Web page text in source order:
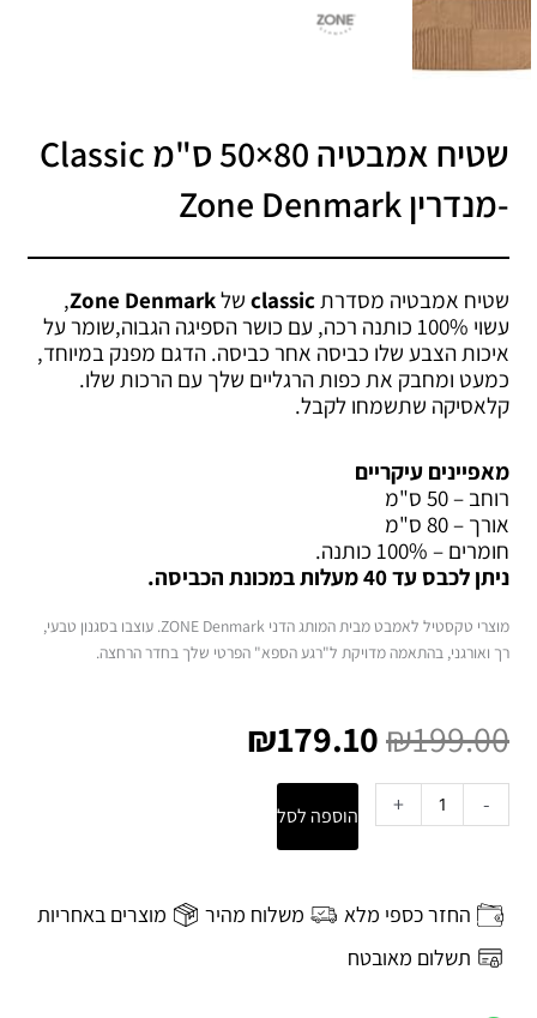
שטיח אמבטיה 80×50 ס"מ Classic
-מנדרין Zone Denmark
שטיח אמבטיה מסדרת classic שלZone Denmark
,
עשוי 100% כותנה רכה, עם כושר הספיגה הגבוה,שומר על
איכות הצבע שלו כביסה אחר כביסה. הדגם מפנק במיוחד,
כמעט ומחבק את כפות הרגליים שלך עם הרכות שלו.
קלאסיקה שתשמחו לקבל.
מאפיינים עיקריים
רוחב – 50 ס"מ
אורך – 80 ס"מ
חומרים – 100% כותנה.
ניתן לכבס עד 40 מעלות במכונת הכביסה.
מוצרי טקסטיל לאמבט מבית המותג הדני ZONEDenmark. עוצבו בסגנון טבעי,
רך ואורגני, בהתאמה מדויקת ל"רגע הספא" הפרטי שלך בחדר הרחצה.
₪199.00 המקורי
היה:
₪199.00.
₪179.10
-
של
80x50
ס"מ
Classic
+ הוספה לסל
החזר כספי מלא משלוח מהיר
מוצרים באחריות
תשלום מאובטח